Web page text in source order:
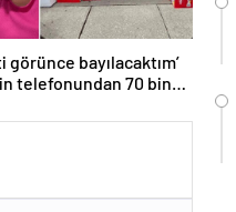
görünce bayılacaktım’
telefonundan 70 bin